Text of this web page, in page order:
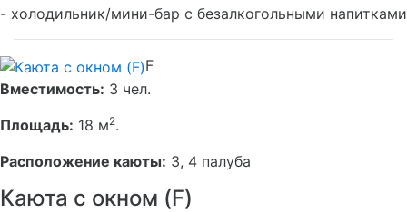
- холодильник/мини-бар с безалкогольными напитками
F
Вместимость: 3 чел.
Площадь: 18 м2.
Расположение каюты: 3, 4 палуба
Каюта с окном (F)